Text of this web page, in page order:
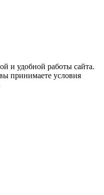
и удобной работы сайта.
принимаете условия